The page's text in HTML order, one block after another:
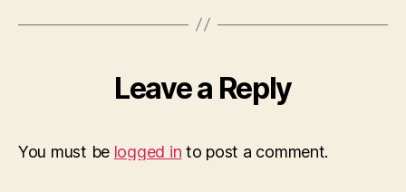
Leave a Reply
You must be logged in to post a comment.